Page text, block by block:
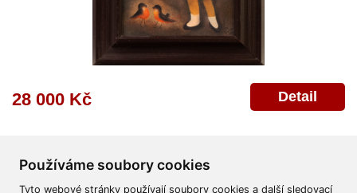
Používáme soubory cookies
Tyto webové stránky používají soubory cookies a další sledovací
28 000 Kč Detail